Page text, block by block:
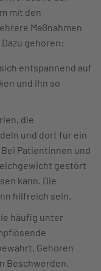
mit den
Maßnahmen
gehören:
entspannend auf
und ihn so
die
und dort für ein
Patientinnen und
gestört
kann. Die
hilfreich sein.
häufig unter
Gehören
Beschwerden,